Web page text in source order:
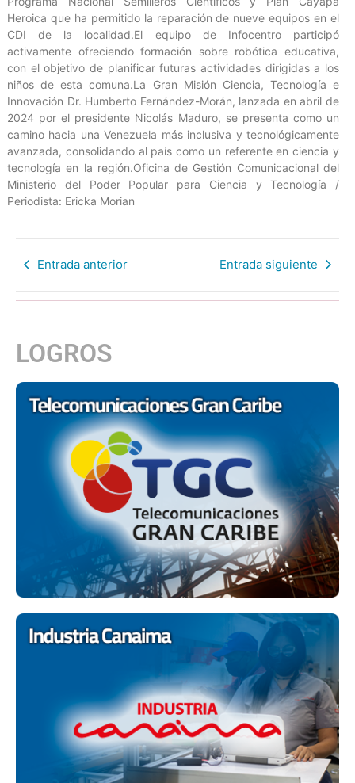
Heroica que ha permitido la reparación de nueve equipos en el
CDI de la localidad.El equipo de Infocentro participó
activamente ofreciendo formación sobre robótica educativa,
con el objetivo de planificar futuras actividades dirigidas a los
niños de esta comuna.La Gran Misión Ciencia, Tecnología e
Innovación Dr. Humberto Fernández-Morán, lanzada en abril de
2024 por el presidente Nicolás Maduro, se presenta como un
camino hacia una Venezuela más inclusiva y tecnológicamente
avanzada, consolidando al país como un referente en ciencia y
tecnología en la región.Oficina de Gestión Comunicacional del
Ministerio del Poder Popular para Ciencia y Tecnología /
Periodista: Ericka Morian
Entrada anterior Entrada siguiente
LOGROS